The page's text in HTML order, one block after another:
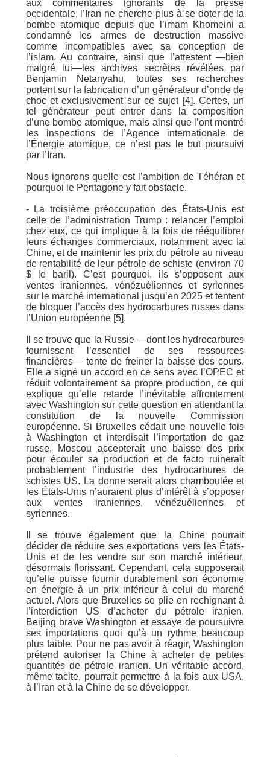
aux commentaires ignorants de la presse
occidentale, l’Iran ne cherche plus à se doter de la
bombe atomique depuis que l’imam Khomeini a
condamné les armes de destruction massive
comme incompatibles avec sa conception de
l’islam. Au contraire, ainsi que l’attestent —bien
malgré lui—les archives secrètes révélées par
Benjamin Netanyahu, toutes ses recherches
portent sur la fabrication d’un générateur d’onde de
choc et exclusivement sur ce sujet [4]. Certes, un
tel générateur peut entrer dans la composition
d’une bombe atomique, mais ainsi que l’ont montré
les inspections de l’Agence internationale de
l’Énergie atomique, ce n’est pas le but poursuivi
par l’Iran.
Nous ignorons quelle est l’ambition de Téhéran et
pourquoi le Pentagone y fait obstacle.
- La troisième préoccupation des États-Unis est
celle de l’administration Trump : relancer l’emploi
chez eux, ce qui implique à la fois de rééquilibrer
leurs échanges commerciaux, notamment avec la
Chine, et de maintenir les prix du pétrole au niveau
de rentabilité de leur pétrole de schiste (environ 70
$ le baril). C’est pourquoi, ils s’opposent aux
ventes iraniennes, vénézuéliennes et syriennes
sur le marché international jusqu’en 2025 et tentent
de bloquer l’accès des hydrocarbures russes dans
l’Union européenne [5].
Il se trouve que la Russie —dont les hydrocarbures
fournissent l’essentiel de ses ressources
financières— tente de freiner la baisse des cours.
Elle a signé un accord en ce sens avec l’OPEC et
réduit volontairement sa propre production, ce qui
explique qu’elle retarde l’inévitable affrontement
avec Washington sur cette question en attendant la
constitution de la nouvelle Commission
européenne. Si Bruxelles cédait une nouvelle fois
à Washington et interdisait l’importation de gaz
russe, Moscou accepterait une baisse des prix
pour écouler sa production et de facto ruinerait
probablement l’industrie des hydrocarbures de
schistes US. La donne serait alors chamboulée et
les États-Unis n’auraient plus d’intérêt à s’opposer
aux ventes iraniennes, vénézuéliennes et
syriennes.
Il se trouve également que la Chine pourrait
décider de réduire ses exportations vers les États-
Unis et de les vendre sur son marché intérieur,
désormais florissant. Cependant, cela supposerait
qu’elle puisse fournir durablement son économie
en énergie à un prix inférieur à celui du marché
actuel. Alors que Bruxelles se plie en rechignant à
l’interdiction US d’acheter du pétrole iranien,
Beijing brave Washington et essaye de poursuivre
ses importations quoi qu’à un rythme beaucoup
plus faible. Pour ne pas avoir à réagir, Washington
prétend autoriser la Chine à acheter de petites
quantités de pétrole iranien. Un véritable accord,
même tacite, pourrait permettre à la fois aux USA,
à l’Iran et à la Chine de se développer.